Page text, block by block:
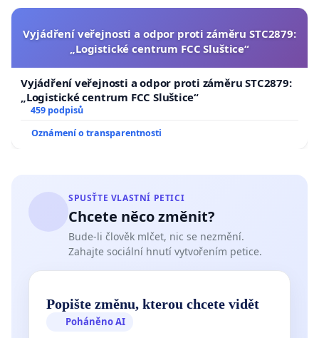
Vyjádření veřejnosti a odpor proti záměru STC2879:
„Logistické centrum FCC Sluštice“
Vyjádření veřejnosti a odpor proti záměru STC2879:
„Logistické centrum FCC Sluštice“
459 podpisů
Oznámení o transparentnosti
SPUSŤTE VLASTNÍ PETICI
Chcete něco změnit?
Bude-li člověk mlčet, nic se nezmění.
Zahajte sociální hnutí vytvořením petice.
Popište změnu, kterou chcete vidět
Poháněno AI